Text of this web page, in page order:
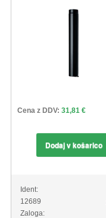
Cena z DDV: 31,81 €
Dodaj v košarico
Ident:
12689
Zaloga: